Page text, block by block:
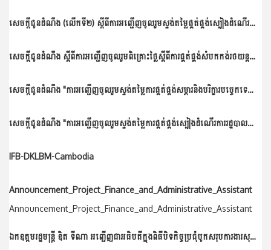
សេចក្តីជូនដំណឹង (លើកទី២) ស្តីពីការអញ្ជើញចូលរួមស្ទង់តម្លៃផ្គត់ផ្គង់ស្បៀងដំណើរការរដ្ឋបាលប្រចាំឆ្នាំ២០២៥ របស់អគ្គនាយកដ្ឋានសុខភាពសត្វ និងផលិតកម្មសត្វ
សេចក្ដីជូនដំណឹង ស្តីពីការអញ្ជើញចូលរួមពិគ្រោះថ្លៃស្តីពីការផ្គត់ផ្គង់សំបកកង់រថយន្ត សម្ភារប្រើប្រាស់ និងធុងនីត្រូសែន ប្រចាំឆ្នាំ២០២៥ របស់អគ្គនាយកដ្ឋានសុខភាពសត្វ...
សេចក្តីជូនដំណឹង "ការអញ្ជើញចូលរួមស្ទង់តម្លៃការផ្គត់ផ្គង់សម្ភារនិងបរិក្ខារបច្ចេកទេសមិនមែនព័ត៌មានវិទ្យាប្រចាំឆ្នាំ២០២៥ របស់អគ្គនាយកដ្ឋានសុខភាពសត្វ និងផលិតក�...
សេចក្តីជូនដំណឹង "ការអញ្ជើញចូលរួមស្ទង់តម្លៃការផ្គត់ផ្គង់ស្បៀងដំណើរការរដ្ឋបាលប្រចាំឆ្នាំ២០២៥ របស់អគ្គនាយកដ្ឋានសុខភាពសត្វ និងផលិតកម្មសត្វ"
IFB-DKLBM-Cambodia
Announcement_Project_Finance_and_Administrative_Assistant
Announcement_Project_Finance_and_Administrative_Assistant
ឯកឧត្តមរដ្ឋមន្រ្តី​ ឌិត​ ទីណា​ អញ្ជេីញជាអធិបតីក្នុងពិធីបិទកិច្ចប្រជុំបូកសរុបការងារសុខភាពសត្វ​ និងផលិតកម្មសត្វប្រចាំឆ្នាំ២០២៤​ និងទិសដៅអនុវត្តឆ្នាំ២០២៥